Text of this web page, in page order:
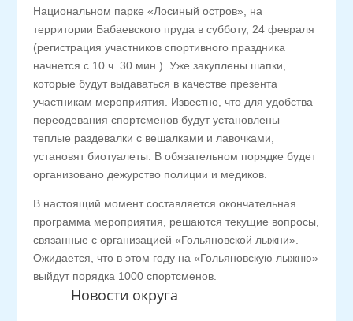
Новости округа
Национальном парке «Лосиный остров», на
территории Бабаевского пруда в субботу, 24 февраля
(регистрация участников спортивного праздника
начнется с 10 ч. 30 мин.). Уже закуплены шапки,
которые будут выдаваться в качестве презента
участникам мероприятия. Известно, что для удобства
переодевания спортсменов будут установлены
теплые раздевалки с вешалками и лавочками,
установят биотуалеты. В обязательном порядке будет
организовано дежурство полиции и медиков.
В настоящий момент составляется окончательная
программа мероприятия, решаются текущие вопросы,
связанные с организацией «Гольяновской лыжни».
Ожидается, что в этом году на «Гольяновскую лыжню»
выйдут порядка 1000 спортсменов.